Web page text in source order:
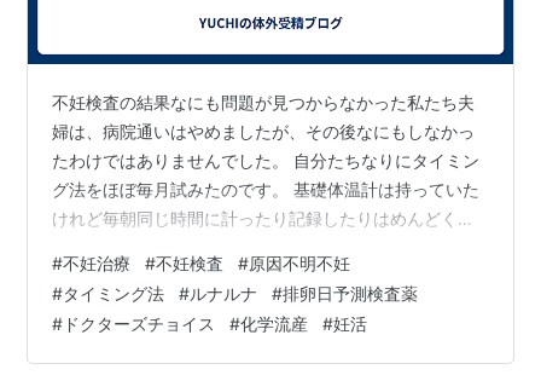
不妊検査の結果なにも問題が見つからなかった私たち夫
婦は、病院通いはやめましたが、その後なにもしなかっ
たわけではありませんでした。 自分たちなりにタイミン
グ法をほぼ毎月試みたのです。 基礎体温計は持っていた
けれど毎朝同じ時間に計ったり記録したりはめんどくさ
予測検査薬というもので自分のおおよその排卵日を絞っ
て、その排卵日付近で１～３回は「仲良し」するという
方法にしました。 夫婦で共有のカレンダーアプリを使っ
ていたので、そのカレンダーアプリにスケジュールを入
#不妊治療 #不妊検査 #原因不明不妊
#タイミング法 #ルナルナ #排卵日予測検査薬
# ドクターズチョイス #化学流産 #妊活